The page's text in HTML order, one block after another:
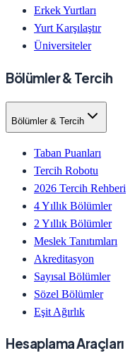
Erkek Yurtları
Yurt Karşılaştır
Üniversiteler
Bölümler & Tercih
Bölümler & Tercih
Taban Puanları
Tercih Robotu
2026 Tercih Rehberi
4 Yıllık Bölümler
2 Yıllık Bölümler
Meslek Tanıtımları
Akreditasyon
Sayısal Bölümler
Sözel Bölümler
Eşit Ağırlık
Hesaplama Araçları